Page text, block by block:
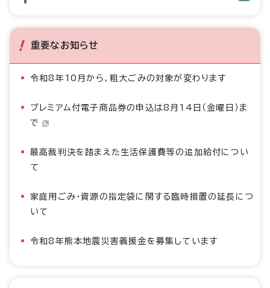
重要なお知らせ
令和8年10月から、粗大ごみの対象が変わります
プレミアム付電子商品券の申込は8月14日（金曜日）ま
で
最高裁判決を踏まえた生活保護費等の追加給付につい
て
家庭用ごみ・資源の指定袋に関する臨時措置の延長につ
いて
令和8年熊本地震災害義援金を募集しています